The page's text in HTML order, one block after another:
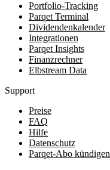
Portfolio-Tracking
Parqet Terminal
Dividendenkalender
Integrationen
Parqet Insights
Finanzrechner
Elbstream Data
Support
Preise
FAQ
Hilfe
Datenschutz
Parqet-Abo kündigen